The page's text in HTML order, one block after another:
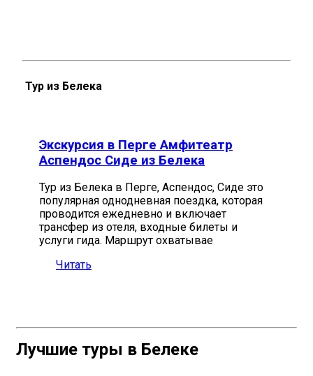
Тур из Белека
Экскурсия в Перге Амфитеатр
Аспендос Сиде из Белека
Тур из Белека в Перге, Аспендос, Сиде это
популярная однодневная поездка, которая
проводится ежедневно и включает
трансфер из отеля, входные билеты и
услуги гида. Маршрут охватывае
Читать
Лучшие туры в Белеке